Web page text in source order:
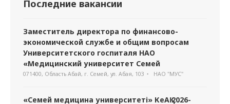
Последние вакансии
Заместитель директора по финансово-
экономической службе и общим вопросам
Университетского госпиталя НАО
«Медицинский университет Семей
071400, Область Абай, г. Семей, ул. Абая, 103 НАО "МУС"
«Семей медицина университеті» КеАҚ 2026-